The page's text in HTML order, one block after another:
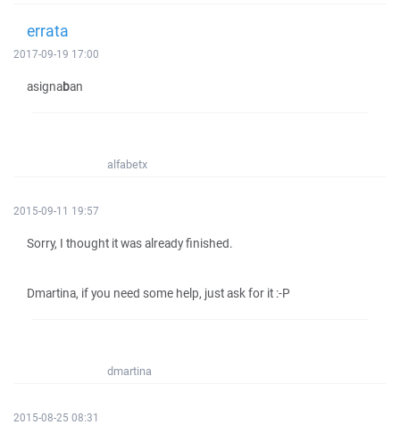
errata
2017-09-19 17:00
asignaban
alfabetx
2015-09-11 19:57
Sorry, I thought it was already finished.
Dmartina, if you need some help, just ask for it :-P
dmartina
2015-08-25 08:31